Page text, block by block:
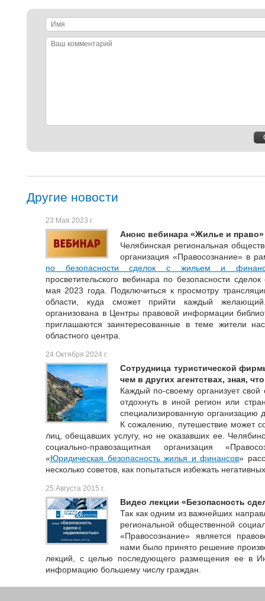
Имя
Ваш
Другие новости
23 Мая 2023 г.
Анонс вебинара «Жилье и право»
Челябинская региональная
организация «Правосознание» в
по безопасности сделок с жильем и
просветительского вебинара по безопасности
мая 2023 года. Подключиться к просмотру
области, куда сможет прийти каждый
организована в Центры правовой информации
приглашаются заинтересованные в теме жители
областного центра.
24 Октября 2024 г.
Сотрудница туристической
чем в других агентствах, зная,
Каждый по-своему организует свой
отдохнуть в иной регион или
специализированную организацию
К сожалению, путешествие может
лиц, обещавших услугу, но не оказавших ее.
социально-правозащитная организация
«Юридическая безопасность жилья и финансов»
несколько советов, как попытаться избежать
25 Августа 2015 г.
Видео лекции «Безопасность
Так как одним из важнейших
региональной общественной
«Правосознание» является
нами было принято решение
лекций, с целью последующего размещения ее в
информацию большему числу граждан.